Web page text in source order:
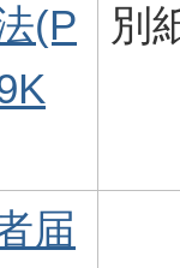
(P
別
届